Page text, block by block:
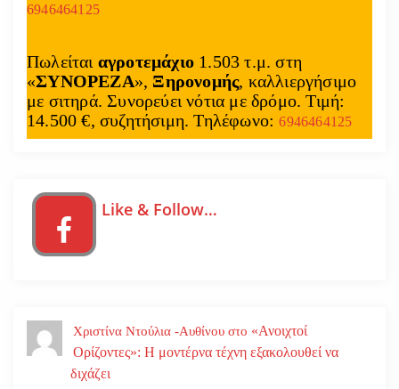
6946464125
Πωλείται αγροτεμάχιο 1.503 τ.μ. στη
«ΣΥΝΟΡΕΖΑ», Ξηρονομής, καλλιεργήσιμο
με σιτηρά. Συνορεύει νότια με δρόμο. Τιμή:
14.500 €, συζητήσιμη. Τηλέφωνο:6946464125
Like & Follow…
Χριστίνα Ντούλια -Αυθίνου στο «Ανοιχτοί
Ορίζοντες»: Η μοντέρνα τέχνη εξακολουθεί να
διχάζει